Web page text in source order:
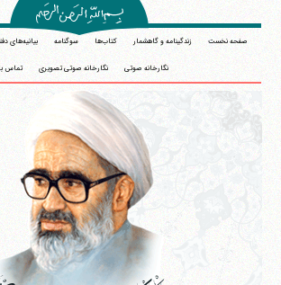
صفحه نخست زندگینامه و گاهشمار کتاب‌ها سوگنامه بیانیه‌های
نگارخانه صوتی نگارخانه صوتی تصویری تماس